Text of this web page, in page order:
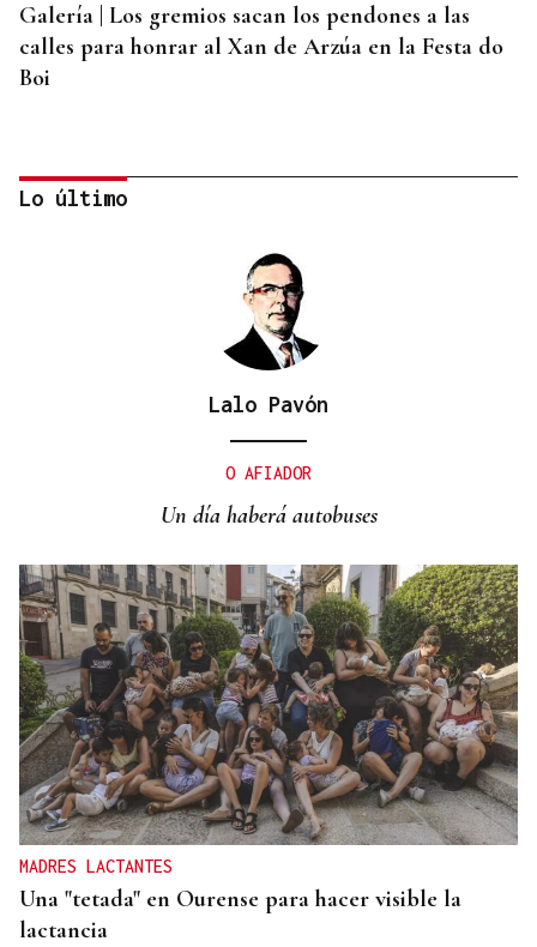
Galería | Los gremios sacan los pendones a las
calles para honrar al Xan de Arzúa en la Festa do
Boi
¿Sabe usted que el sosias, Donald Trump, no quiso
Lo último
Lalo Pavón
O AFIADOR
Un día haberá autobuses
MADRES LACTANTES
Una "tetada" en Ourense para hacer visible la
lactancia